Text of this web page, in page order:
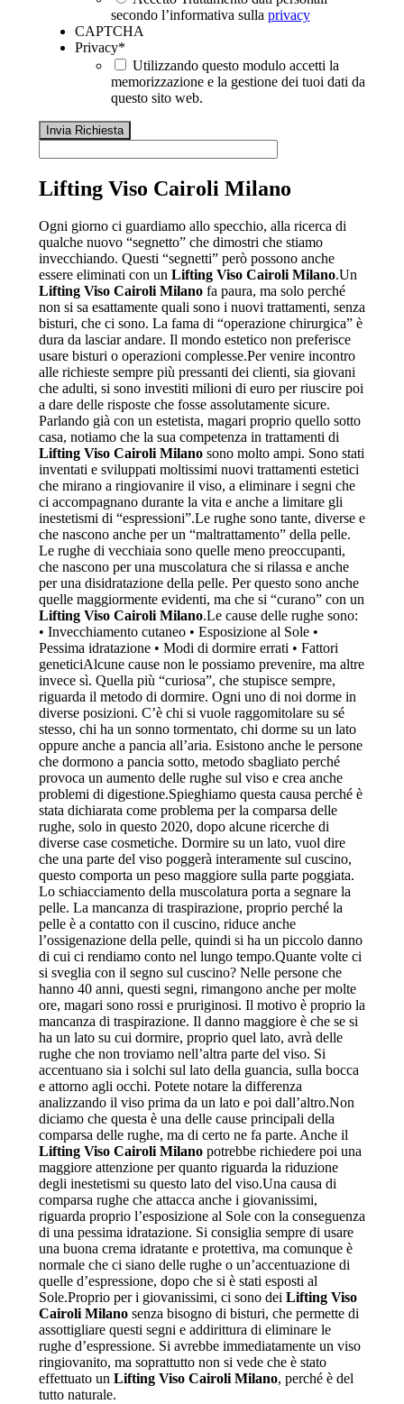
secondo l’informativa sulla privacy
CAPTCHA
Privacy*
Utilizzando questo modulo accetti la
memorizzazione e la gestione dei tuoi dati da
questo sito web.
Lifting Viso Cairoli Milano
Ogni giorno ci guardiamo allo specchio, alla ricerca di
qualche nuovo “segnetto” che dimostri che stiamo
invecchiando. Questi “segnetti” però possono anche
essere eliminati con un Lifting Viso Cairoli Milano.Un
Lifting Viso Cairoli Milanofa paura, ma solo perché
non si sa esattamente quali sono i nuovi trattamenti, senza
bisturi, che ci sono. La fama di “operazione chirurgica” è
dura da lasciar andare. Il mondo estetico non preferisce
usare bisturi o operazioni complesse.Per venire incontro
alle richieste sempre più pressanti dei clienti, sia giovani
che adulti, si sono investiti milioni di euro per riuscire poi
a dare delle risposte che fosse assolutamente sicure.
Parlando già con un estetista, magari proprio quello sotto
casa, notiamo che la sua competenza in trattamenti di
Lifting Viso Cairoli Milanosono molto ampi. Sono stati
inventati e sviluppati moltissimi nuovi trattamenti estetici
che mirano a ringiovanire il viso, a eliminare i segni che
ci accompagnano durante la vita e anche a limitare gli
inestetismi di “espressioni”.Le rughe sono tante, diverse e
che nascono anche per un “maltrattamento” della pelle.
Le rughe di vecchiaia sono quelle meno preoccupanti,
che nascono per una muscolatura che si rilassa e anche
per una disidratazione della pelle. Per questo sono anche
quelle maggiormente evidenti, ma che si “curano” con un
Lifting Viso Cairoli Milano.Le cause delle rughe sono:
• Invecchiamento cutaneo • Esposizione al Sole •
Pessima idratazione • Modi di dormire errati • Fattori
geneticiAlcune cause non le possiamo prevenire, ma altre
invece sì. Quella più “curiosa”, che stupisce sempre,
riguarda il metodo di dormire. Ogni uno di noi dorme in
diverse posizioni. C’è chi si vuole raggomitolare su sé
stesso, chi ha un sonno tormentato, chi dorme su un lato
oppure anche a pancia all’aria. Esistono anche le persone
che dormono a pancia sotto, metodo sbagliato perché
provoca un aumento delle rughe sul viso e crea anche
problemi di digestione.Spieghiamo questa causa perché è
stata dichiarata come problema per la comparsa delle
rughe, solo in questo 2020, dopo alcune ricerche di
diverse case cosmetiche. Dormire su un lato, vuol dire
che una parte del viso poggerà interamente sul cuscino,
questo comporta un peso maggiore sulla parte poggiata.
Lo schiacciamento della muscolatura porta a segnare la
pelle. La mancanza di traspirazione, proprio perché la
pelle è a contatto con il cuscino, riduce anche
l’ossigenazione della pelle, quindi si ha un piccolo danno
di cui ci rendiamo conto nel lungo tempo.Quante volte ci
si sveglia con il segno sul cuscino? Nelle persone che
hanno 40 anni, questi segni, rimangono anche per molte
ore, magari sono rossi e pruriginosi. Il motivo è proprio la
mancanza di traspirazione. Il danno maggiore è che se si
ha un lato su cui dormire, proprio quel lato, avrà delle
rughe che non troviamo nell’altra parte del viso. Si
accentuano sia i solchi sul lato della guancia, sulla bocca
e attorno agli occhi. Potete notare la differenza
analizzando il viso prima da un lato e poi dall’altro.Non
diciamo che questa è una delle cause principali della
comparsa delle rughe, ma di certo ne fa parte. Anche il
Lifting Viso Cairoli Milanopotrebbe richiedere poi una
maggiore attenzione per quanto riguarda la riduzione
degli inestetismi su questo lato del viso.Una causa di
comparsa rughe che attacca anche i giovanissimi,
riguarda proprio l’esposizione al Sole con la conseguenza
di una pessima idratazione. Si consiglia sempre di usare
una buona crema idratante e protettiva, ma comunque è
normale che ci siano delle rughe o un’accentuazione di
quelle d’espressione, dopo che si è stati esposti al
Sole.Proprio per i giovanissimi, ci sono dei Lifting Viso
Cairoli Milanosenza bisogno di bisturi, che permette di
assottigliare questi segni e addirittura di eliminare le
rughe d’espressione. Si avrebbe immediatamente un viso
ringiovanito, ma soprattutto non si vede che è stato
effettuato un Lifting Viso Cairoli Milano, perché è del
tutto naturale.